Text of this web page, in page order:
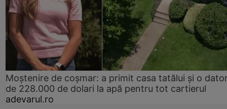
Moștenire de coșmar: a primit casa tatălui și o
de 228.000 de dolari la apă pentru tot cartierul
adevarul.ro